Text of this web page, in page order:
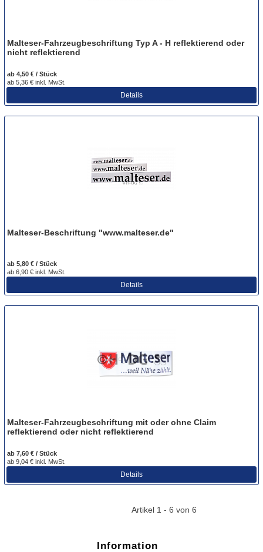
Malteser-Fahrzeugbeschriftung Typ A - H reflektierend oder
nicht reflektierend
ab 4,50 € / Stück
ab 5,36 € inkl. MwSt.
Details
Malteser-Beschriftung "www.malteser.de"
ab 5,80 € / Stück
ab 6,90 € inkl. MwSt.
Details
Malteser-Fahrzeugbeschriftung mit oder ohne Claim
reflektierend oder nicht reflektierend
ab 7,60 € / Stück
ab 9,04 € inkl. MwSt.
Details
Artikel 1 - 6 von 6
Information